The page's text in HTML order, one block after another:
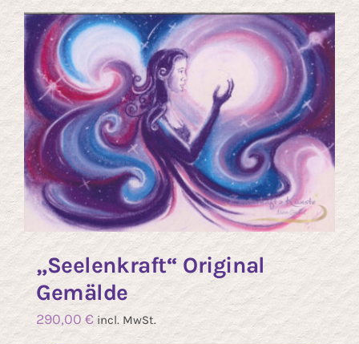
„Seelenkraft“ Original
Gemälde
290,00 € incl. MwSt.